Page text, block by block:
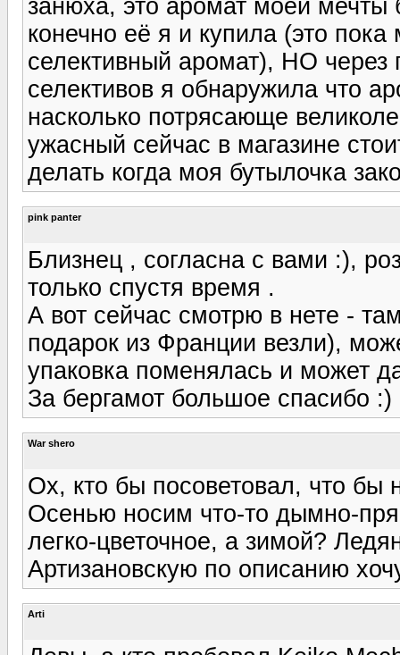
занюха, это аромат моей мечты
конечно её я и купила (это
селективный аромат), НО через
селективов я обнаружила что
насколько потрясающе
ужасный сейчас в магазине
делать когда моя бутылочка
pink panter
Близнец , согласна с вами :),
только спустя время .
А вот сейчас смотрю в нете -
подарок из Франции везли),
упаковка поменялась и может
За бергамот большое спасибо :)
War shero
Ох, кто бы посоветовал, что бы
Осенью носим что-то дымно-
легко-цветочное, а зимой?
Артизановскую по описанию
Arti